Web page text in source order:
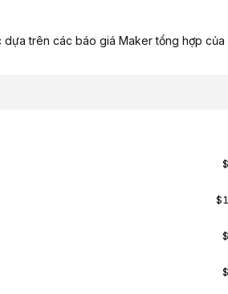
trên các báo giá Maker tổng hợp của